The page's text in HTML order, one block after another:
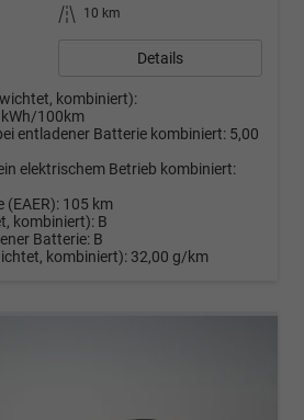
Kilometerstand 10 km
Details
kombiniert):
100km
entladener Batterie kombiniert: 5,00
elektrischem Betrieb kombiniert:
(EAER): 105 km
kombiniert): B
Batterie: B
kombiniert): 32,00 g/km